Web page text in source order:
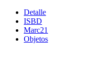
Detalle
ISBD
Marc21
Objetos